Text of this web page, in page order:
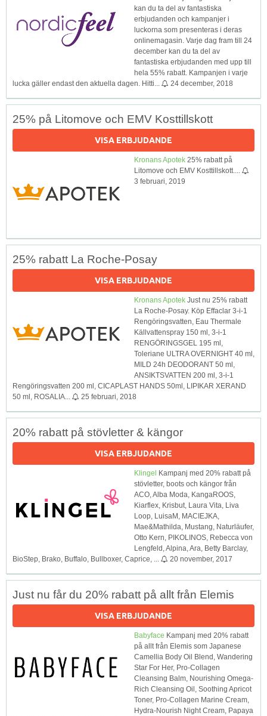
kan du ta del av fantastiska
erbjudanden och kampanjer i
luckorna som presenteras i deras
onlinemagasin. Varje dag fram till 24
december kan du ta del av
fantastiska erbjudanden med upp till
hela 55% rabatt. Kampanjen i varje
lucka gäller endast den aktuella dagen. Hitti...
24 december, 2018
25% på Litomove och EMV Kosttillskott
VISA ERBJUDANDE
Kronans Apotek 25% rabatt på
Litomove och EMV Kosttillskott....
3 februari, 2019
25% rabatt La Roche-Posay
VISA ERBJUDANDE
Kronans Apotek Just nu 25% rabatt
La Roche-Posay. Köp Effaclar 3-i-1
Rengöringsvatten, Eau Thermale
Källvattenspray 150 ml, 3-i-1
RENGÖRINGSGEL 195 ml,
Toleriane ULTRA OVERNIGHT 40 ml,
MILD 24h DEODORANT 50 ml,
ANSIKTSVATTEN 200 ml, 3-i-1
Rengöringsvatten 200 ml, CICAPLAST HANDS 50ml, LIPIKAR XERAND
50 ml, ROSALIA...
25 februari, 2018
20% rabatt på stövletter & kängor
VISA ERBJUDANDE
Klingel Kampanj med 20% rabatt på
stövletter, boots och kängor från
ACO, Alba Moda, KangaROOS,
Kiarflex, Krisbut, Laura Vita, Liva
Loop, LuisaM, MACIEJKA,
Mae&Mathilda, Mustang, Naturläufer,
Otto Kern, PIKOLINOS, Rebecca von
Lengfeld, Alpina, Ara, Betty Barclay,
BioStep, Brako, Buffalo, Bullboxer, Caprice, ...
20 november, 2017
Just nu får du 20% rabatt på allt från Elemis
VISA ERBJUDANDE
Babyface Kampanj med 20% rabatt
på allt från Elemis som Japanese
Camellia Body Oil Blend, Wandering
Star For Her, Pro-Collagen
Cleansing Balm, Nourishing Omega-
Rich Cleansing Oil, Soothing Apricot
Toner, Pro-Collagen Marine Cream,
Hydra-Nourish Night Cream, Papaya